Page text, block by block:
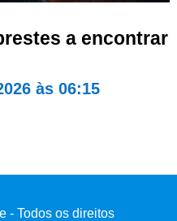
a encontrar
às 06:15
- Todos os direitos